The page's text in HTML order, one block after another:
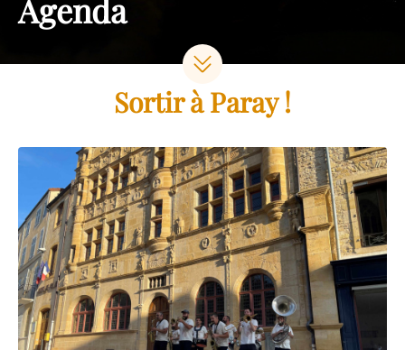
Agenda
Sortir à Paray !